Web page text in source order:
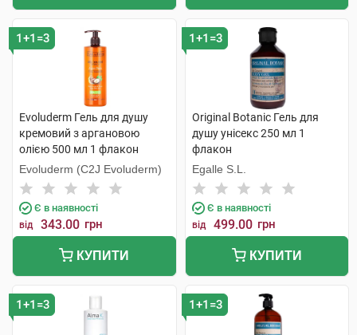
1+1=3
Evoluderm Гель для душу
кремовий з аргановою
олією 500 мл 1 флакон
Evoluderm (C2J Evoluderm)
Є в наявності
від 343.00 грн
КУПИТИ
1+1=3
Original Botanic Гель для
душу унісекс 250 мл 1
флакон
Egalle S.L.
Є в наявності
від 499.00 грн
КУПИТИ
1+1=3 1+1=3